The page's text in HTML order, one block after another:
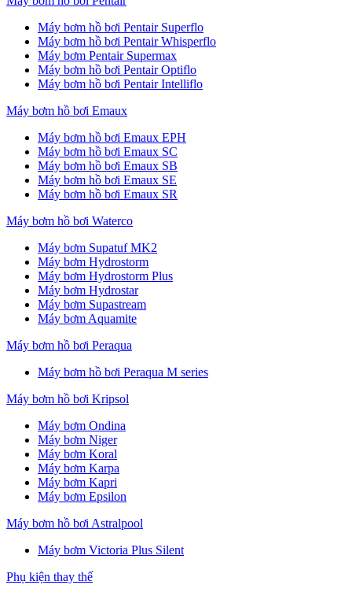
Máy bơm hồ bơi Pentair Superflo
Máy bơm hồ bơi Pentair Whisperflo
Máy bơm Pentair Supermax
Máy bơm hồ bơi Pentair Optiflo
Máy bơm hồ bơi Pentair Intelliflo
Máy bơm hồ bơi Emaux
Máy bơm hồ bơi Emaux EPH
Máy bơm hồ bơi Emaux SC
Máy bơm hồ bơi Emaux SB
Máy bơm hồ bơi Emaux SE
Máy bơm hồ bơi Emaux SR
Máy bơm hồ bơi Waterco
Máy bơm Supatuf MK2
Máy bơm Hydrostorm
Máy bơm Hydrostorm Plus
Máy bơm Hydrostar
Máy bơm Supastream
Máy bơm Aquamite
Máy bơm hồ bơi Peraqua
Máy bơm hồ bơi Peraqua M series
Máy bơm hồ bơi Kripsol
Máy bơm Ondina
Máy bơm Niger
Máy bơm Koral
Máy bơm Karpa
Máy bơm Kapri
Máy bơm Epsilon
Máy bơm hồ bơi Astralpool
Máy bơm Victoria Plus Silent
Phụ kiện thay thế